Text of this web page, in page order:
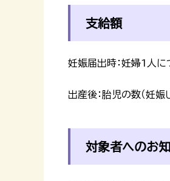
支給額
妊娠届出時：妊婦1人
出産後：胎児の数（妊
対象者へのお